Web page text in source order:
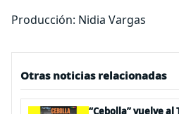
Producción: Nidia Vargas
Otras noticias relacionadas
“Cebolla” vuelve